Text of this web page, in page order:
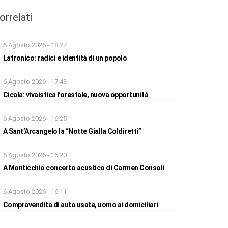
6 Agosto 2026 - 18:27
Latronico: radici e identità di un popolo
6 Agosto 2026 - 17:43
Cicala: vivaistica forestale, nuova opportunità
6 Agosto 2026 - 16:25
A Sant’Arcangelo la “Notte Gialla Coldiretti”
6 Agosto 2026 - 16:20
A Monticchio concerto acustico di Carmen Consoli
6 Agosto 2026 - 16:11
Compravendita di auto usate, uomo ai domiciliari